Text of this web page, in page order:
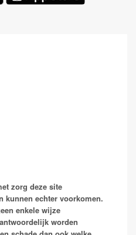
zorg deze site
kunnen echter voorkomen.
enkele wijze
worden